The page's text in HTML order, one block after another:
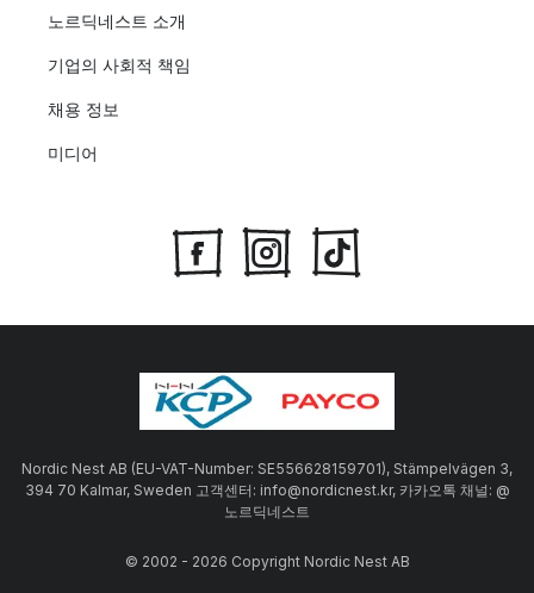
노르딕네스트 소개
기업의 사회적 책임
채용 정보
미디어
Nordic Nest AB (EU-VAT-Number: SE556628159701), Stämpelvägen 3,
394 70 Kalmar, Sweden 고객센터: info@nordicnest.kr, 카카오톡 채널: @
노르딕네스트
© 2002 - 2026 Copyright Nordic Nest AB